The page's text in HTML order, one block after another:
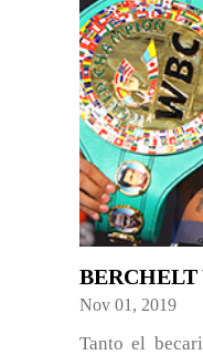
BERCHELT
Nov 01, 2019
Tanto el